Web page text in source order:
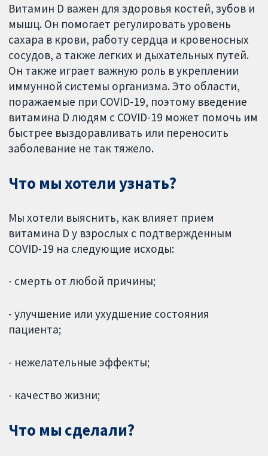
Витамин D важен для здоровья костей, зубов и
мышц. Он помогает регулировать уровень
сахара в крови, работу сердца и кровеносных
сосудов, а также легких и дыхательных путей.
Он также играет важную роль в укреплении
иммунной системы организма. Это области,
поражаемые при COVID-19, поэтому введение
витамина D людям с COVID-19 может помочь им
быстрее выздоравливать или переносить
заболевание не так тяжело.
Что мы хотели узнать?
Мы хотели выяснить, как влияет прием
витамина D у взрослых с подтвержденным
COVID-19 на следующие исходы:
- смерть от любой причины;
- улучшение или ухудшение состояния
пациента;
- нежелательные эффекты;
- качество жизни;
Что мы сделали?